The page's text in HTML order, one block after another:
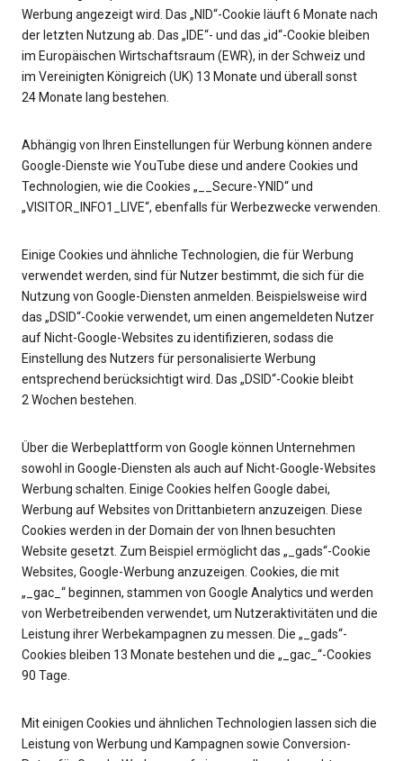
Werbung angezeigt wird. Das „NID“-Cookie läuft 6 Monate nach
der letzten Nutzung ab. Das „IDE“- und das „id“-Cookie bleiben
im Europäischen Wirtschaftsraum (EWR), in der Schweiz und
im Vereinigten Königreich (UK) 13 Monate und überall sonst
24 Monate lang bestehen.
Abhängig von Ihren Einstellungen für Werbung können andere
Google-Dienste wie YouTube diese und andere Cookies und
Technologien, wie die Cookies „__Secure-YNID“ und
„VISITOR_INFO1_LIVE“, ebenfalls für Werbezwecke verwenden.
Einige Cookies und ähnliche Technologien, die für Werbung
verwendet werden, sind für Nutzer bestimmt, die sich für die
Nutzung von Google-Diensten anmelden. Beispielsweise wird
das „DSID“-Cookie verwendet, um einen angemeldeten Nutzer
auf Nicht-Google-Websites zu identifizieren, sodass die
Einstellung des Nutzers für personalisierte Werbung
entsprechend berücksichtigt wird. Das „DSID“-Cookie bleibt
2 Wochen bestehen.
Über die Werbeplattform von Google können Unternehmen
sowohl in Google-Diensten als auch auf Nicht-Google-Websites
Werbung schalten. Einige Cookies helfen Google dabei,
Werbung auf Websites von Drittanbietern anzuzeigen. Diese
Cookies werden in der Domain der von Ihnen besuchten
Website gesetzt. Zum Beispiel ermöglicht das „_gads“-Cookie
Websites, Google-Werbung anzuzeigen. Cookies, die mit
„_gac_“ beginnen, stammen von Google Analytics und werden
von Werbetreibenden verwendet, um Nutzeraktivitäten und die
Leistung ihrer Werbekampagnen zu messen. Die „_gads“-
Cookies bleiben 13 Monate bestehen und die „_gac_“-Cookies
90 Tage.
Mit einigen Cookies und ähnlichen Technologien lassen sich die
Leistung von Werbung und Kampagnen sowie Conversion-